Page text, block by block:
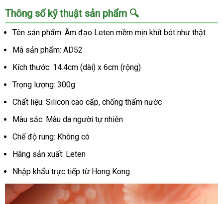
Âm
đạo
giả
mềm
khít
bót
thật
kích
Thông số kỹ thuật sản phẩm 🔍
Tên sản phẩm: Âm đạo Leten mềm mịn khít bót như thật
Mã sản phẩm: AD52
Kích thước: 14.4cm (dài) x 6cm (rộng)
Trọng lượng: 300g
Chất liệu: Silicon cao cấp, chống thấm nước
Màu sắc: Màu da người tự nhiên
Chế độ rung: Không có
Hãng sản xuất: Leten
Nhập khẩu trực tiếp từ Hong Kong